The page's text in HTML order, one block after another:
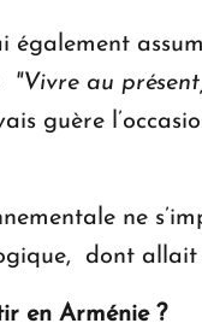
également
"Vivre au
guère
ne
dont allait
en Arménie ?